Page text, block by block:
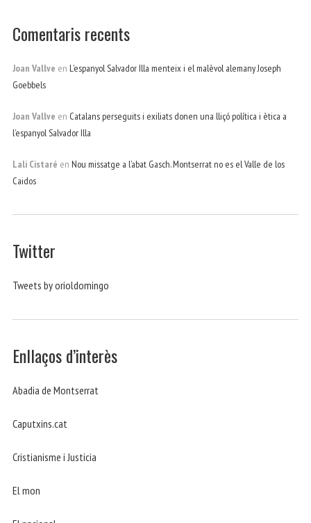
Comentaris recents
Joan Vallve en L’espanyol Salvador Illa menteix i el malèvol alemany Joseph
Goebbels
Joan Vallve en Catalans perseguits i exiliats donen una lliçó política i ètica a
l’espanyol Salvador Illa
Lali Cistaré en Nou missatge a l’abat Gasch. Montserrat no es el Valle de los
Caidos
Twitter
Tweets by orioldomingo
Enllaços d’interès
Abadia de Montserrat
Caputxins.cat
Cristianisme i Justicia
El mon